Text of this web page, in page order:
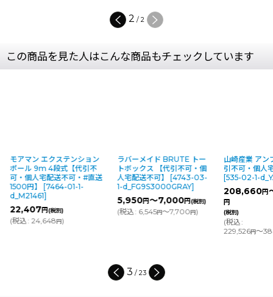
2 / 2
この商品を見た人はこんな商品もチェックしています
モアマン エクステンション
ポール 9m 4段式【代引不
可・個人宅配送不可・#直送
1500円】
[7464-01-1-
d_M21461]
22,407円(税別)
(税込: 24,648円)
ラバーメイド BRUTE トー
トボックス 【代引不可・個
人宅配送不可】
[4743-03-
1-d_FG9S3000GRAY]
5,950円～7,000円(税別)
(税込: 6,545円～7,700円)
山崎産業 アン
引不可・個人
[535-02-1-
208,660円
円
(税別)
(税込:
229,526円～
3 / 23